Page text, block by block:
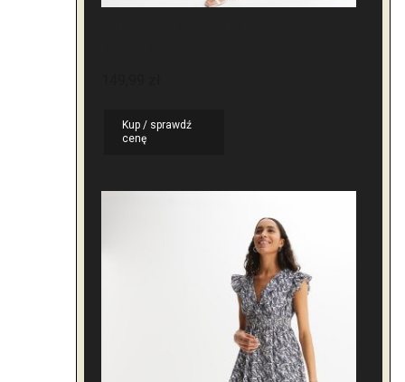
Kup / sprawdź
cenę